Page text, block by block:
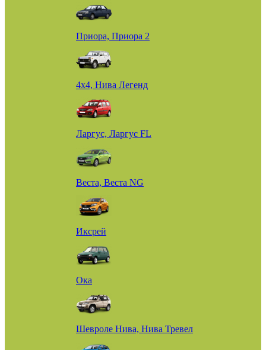
Приора, Приора 2
4х4, Нива Легенд
Ларгус, Ларгус FL
Веста, Веста NG
Иксрей
Ока
Шевроле Нива, Нива Тревел